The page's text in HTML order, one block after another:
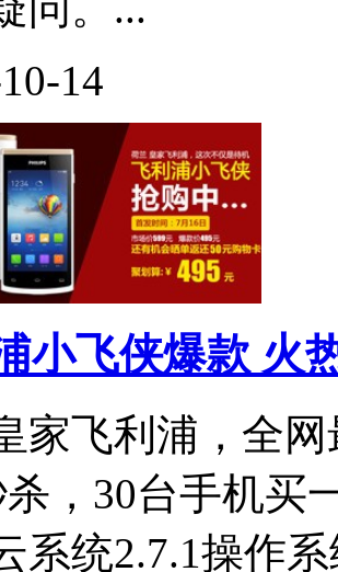
14
小飞侠爆款 火
家飞利浦，全
杀，30台手机买
系统2.7.1操作